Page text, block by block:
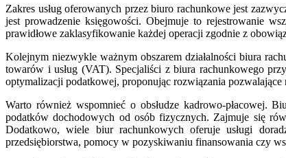
Zakres usług oferowanych przez biuro rachunkowe jest
jest prowadzenie księgowości. Obejmuje to rejestrowanie
prawidłowe zaklasyfikowanie każdej operacji zgodnie z
Kolejnym niezwykle ważnym obszarem działalności biura
towarów i usług (VAT). Specjaliści z biura rachunkowego
optymalizacji podatkowej, proponując rozwiązania
Warto również wspomnieć o obsłudze kadrowo-płacowej.
podatków dochodowych od osób fizycznych. Zajmuje się
Dodatkowo, wiele biur rachunkowych oferuje usługi
przedsiębiorstwa, pomocy w pozyskiwaniu finansowania czy